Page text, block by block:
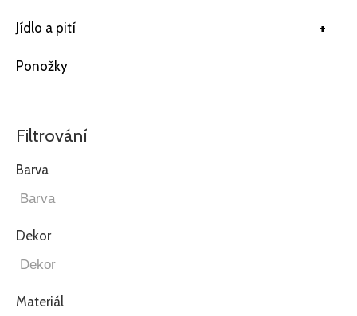
+
Jídlo a pití
Ponožky
Filtrování
Barva
Dekor
Materiál